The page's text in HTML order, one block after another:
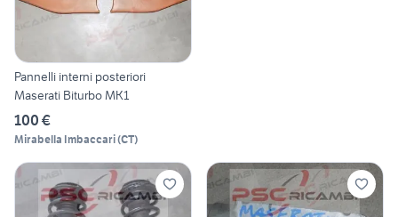
Pannelli interni posteriori
Maserati Biturbo MK1
100 €
Mirabella Imbaccari(CT)